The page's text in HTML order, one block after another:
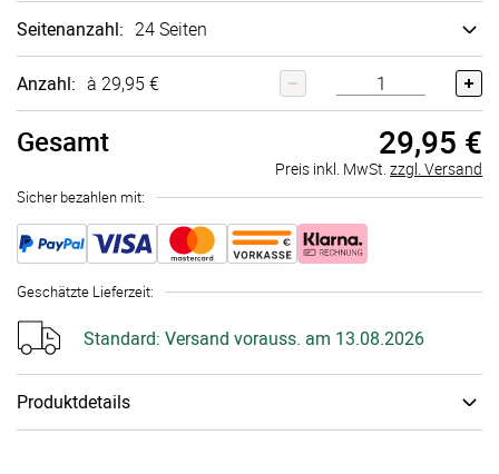
Seitenanzahl: 24 Seiten
Anzahl: à 29,95 €
Gesamt 29,95 €
Preis inkl. MwSt. zzgl. Versand
Sicher bezahlen mit:
Geschätzte Lieferzeit:
Standard: Versand vorauss. am 13.08.2026
Produktdetails